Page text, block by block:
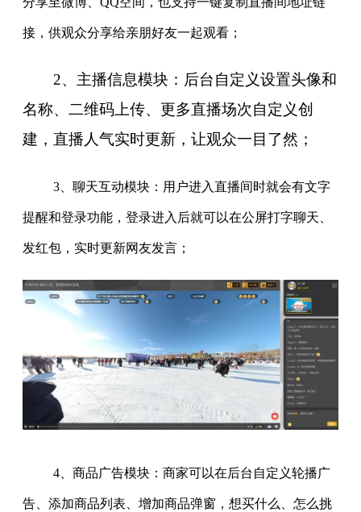
接，供观众分享给亲朋好友一起观看；
2、主播信息模块：后台自定义设置头像和
名称、二维码上传、更多直播场次自定义创
建，直播人气实时更新，让观众一目了然；
3、聊天互动模块：用户进入直播间时就会有文字
提醒和登录功能，登录进入后就可以在公屏打字聊天、
发红包，实时更新网友发言；
4、商品广告模块：商家可以在后台自定义轮播广
告、添加商品列表、增加商品弹窗，想买什么、怎么挑